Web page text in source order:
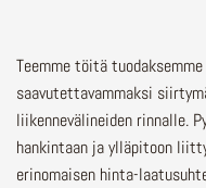
Teemme töitä
saavutettavammaksi
liikennevälineiden rinnalle.
hankintaan ja ylläpitoon
erinomaisen hinta-